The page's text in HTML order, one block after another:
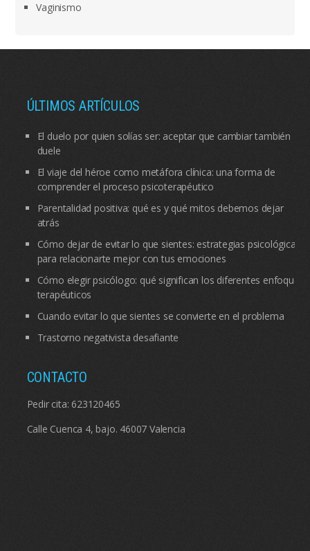
Vaginismo
ÚLTIMOS ARTÍCULOS
El duelo por quien solías ser: aceptar que cambiar también
duele
El viaje del héroe como metáfora clínica: una forma de
comprender el proceso psicoterapéutico
Parentalidad positiva: qué es y qué mitos debemos dejar
atrás
Cómo dejar de evitar lo que sientes: estrategias psicológicas
para relacionarte mejor con tus emociones
Cómo elegir psicólogo: qué significan los diferentes enfoques
terapéuticos
Cuando evitar lo que sientes se convierte en el problema
Trastorno negativista desafiante
CONTACTO
Pedir cita: 623120465
Calle Cuenca 4, bajo. 46007 Valencia